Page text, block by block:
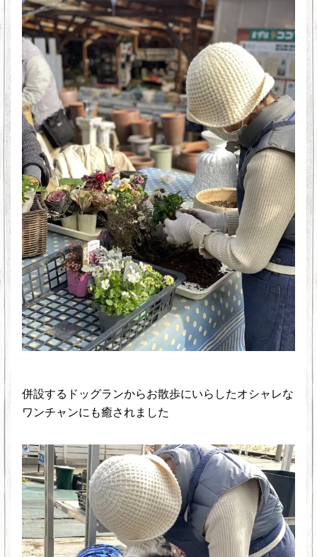
併設するドッグランからお散歩にいらしたオシャレな
ワンチャンにも癒されました